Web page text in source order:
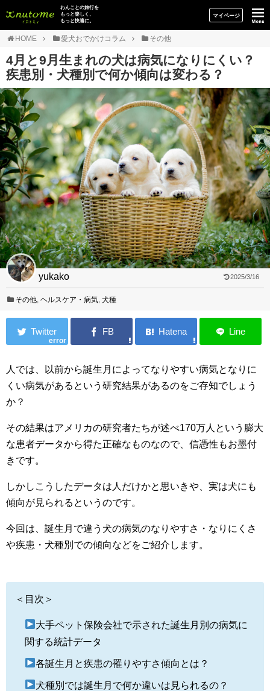
イヌトミィ
わんことの旅行を
もっと楽しく、
もっと快適に。
マイページ
HOME 愛犬おでかけコラム その他
4月と9月生まれの犬は病気になりにくい？
疾患別・犬種別で何か傾向は変わる？
yukako 2025/3/16
その他 ,ヘルスケア・病気 ,犬種
error
人では、以前から誕生月によってなりやすい病気となりに
くい病気があるという研究結果があるのをご存知でしょう
か？
その結果はアメリカの研究者たちが述べ170万人という膨大
な患者データから得た正確なものなので、信憑性もお墨付
きです。
しかしこうしたデータは人だけかと思いきや、実は犬にも
傾向が見られるというのです。
今回は、誕生月で違う犬の病気のなりやすさ・なりにくさ
や疾患・犬種別での傾向などをご紹介します。
＜目次＞
大手ペット保険会社で示された誕生月別の病気に
関する統計データ
各誕生月と疾患の罹りやすさ傾向とは？
犬種別では誕生月で何か違いは見られるの？